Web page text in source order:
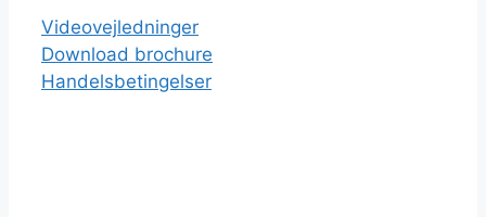
Videovejledninger
Download brochure
Handelsbetingelser